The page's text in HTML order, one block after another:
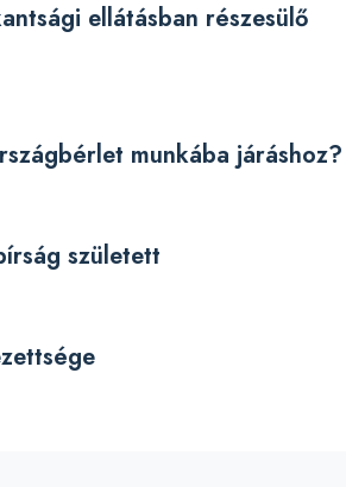
ellátásban részesülő
munkába járáshoz?
született